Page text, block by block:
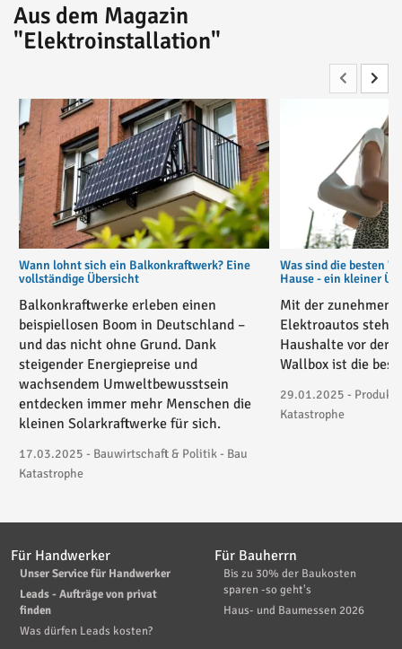
Aus dem Magazin
"Elektroinstallation"
Wann lohnt sich ein Balkonkraftwerk? Eine
vollständige Übersicht
Balkonkraftwerke erleben einen
beispiellosen Boom in Deutschland –
und das nicht ohne Grund. Dank
steigender Energiepreise und
wachsendem Umweltbewusstsein
entdecken immer mehr Menschen die
kleinen Solarkraftwerke für sich.
17.03.2025 - Bauwirtschaft & Politik - Bau
Katastrophe
Was sind die besten
Hause - ein kleiner
Mit der
Elektroautos
Haushalte vor der
Wallbox ist die
29.01.2025 -
Katastrophe
Für Handwerker
Unser Service für Handwerker
Leads - Aufträge von privat
finden
Was dürfen Leads kosten?
Für Bauherrn
Bis zu 30% der Baukosten
sparen -so geht's
Haus- und Baumessen 2026